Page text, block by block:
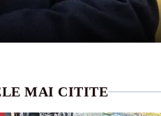
MAI CITITE